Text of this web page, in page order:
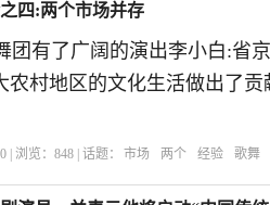
四:两个市场并存
团有了广阔的演出李小白:省
农村地区的文化生活做出了
0 | 浏览： 848 | 话题： 市场 两个 经验 歌舞